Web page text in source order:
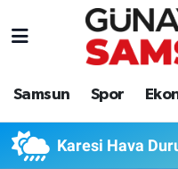
Samsun Spor
Karesi Hava
Samsun
Nöbetçi Eczaneler